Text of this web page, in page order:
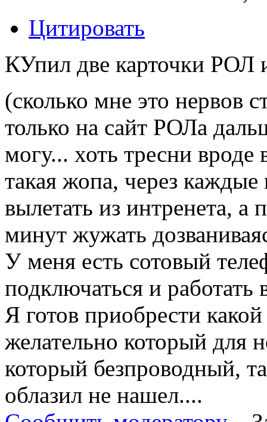
Цитировать
КУпил две карточки РОЛ
(сколько мне это нервов
только на сайт РОЛа
могу... хоть тресни вроде
такая жопа, через
вылетать из интренета, а
минут жужать
У меня есть сотовый
подключаться и работать
Я готов приобрести
желательно который для
который безпроводный,
облазил не нашел....